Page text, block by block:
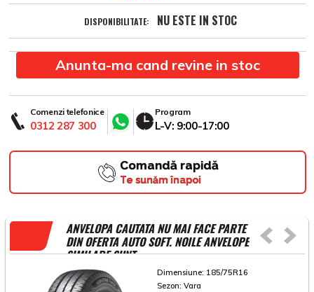
DISPONIBILITATE: NU ESTE IN STOC
Anunta-ma cand revine in stoc
Comenzi telefonice
0312 287 300
Program
L-V: 9:00-17:00
Comandă rapidă
Te sunăm înapoi
ANVELOPA CAUTATA NU MAI FACE PARTE
DIN OFERTA AUTO SOFT. NOILE ANVELOPE
SIMILARE SUNT
Dimensiune: 185/75R16
Sezon: Vara